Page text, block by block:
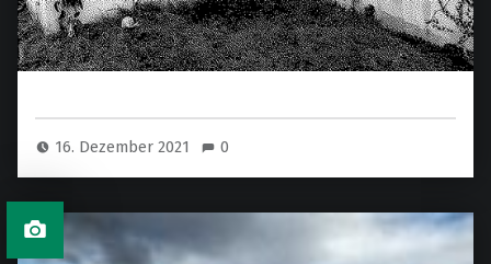
16. Dezember 2021 0